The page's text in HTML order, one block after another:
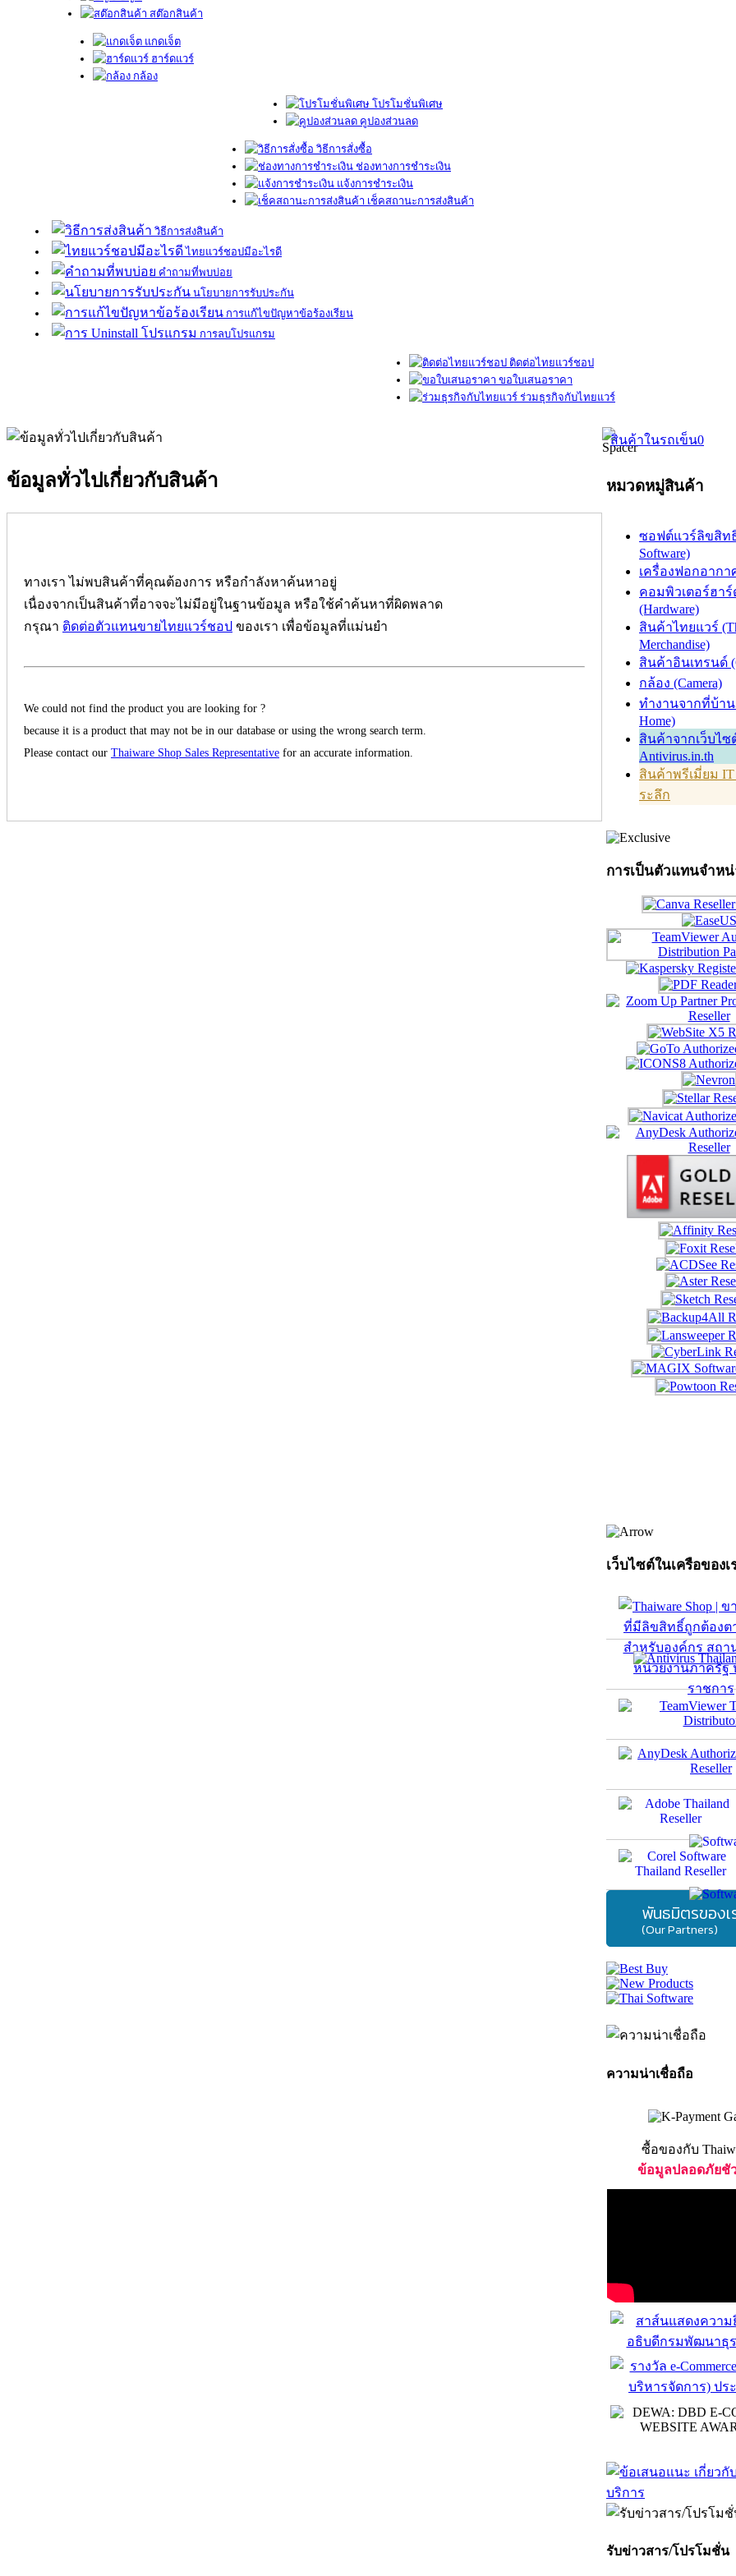
สต๊อกสินค้า
แกดเจ็ต
ฮาร์ดแวร์
กล้อง
โปรโมชั่นพิเศษ
คูปองส่วนลด
วิธีการสั่งซื้อ
ช่องทางการชำระเงิน
แจ้งการชำระเงิน
เช็คสถานะการส่งสินค้า
วิธีการส่งสินค้า
ไทยแวร์ชอปมีอะไรดี
คำถามที่พบบ่อย
นโยบายการรับประกัน
การแก้ไขปัญหาข้อร้องเรียน
การลบโปรแกรม
ติดต่อไทยแวร์ชอป
ขอใบเสนอราคา
ร่วมธุรกิจกับไทยแวร์
ข้อมูลทั่วไปเกี่ยวกับสินค้า
ทางเรา ไม่พบสินค้าที่คุณต้องการ หรือกำลังหาค้นหาอยู่
เนื่องจากเป็นสินค้าที่อาจจะไม่มีอยู่ในฐานข้อมูล หรือใช้คำค้นหาที่ผิดพลาด
กรุณา ติดต่อตัวแทนขายไทยแวร์ชอป ของเรา เพื่อข้อมูลที่แม่นยำ
We could not find the product you are looking for ?
because it is a product that may not be in our database or using the wrong search term.
Please contact our Thaiware Shop Sales Representative for an accurate information.
สินค้าในรถเข็น0
หมวดหมู่สินค้า
ซอฟต์แวร์ลิขสิทธิ์
Software)
เครื่องฟอกอากา
คอมพิวเตอร์ฮาร์
(Hardware)
สินค้าไทยแวร์
Merchandise)
สินค้าอินเทรนด์
กล้อง (Camera)
ทำงานจากที่บ้าน
Home)
สินค้าจากเว็บไซ
Antivirus.in.th
สินค้าพรีเมี่ยม
ระลึก
การเป็นตัวแทนจำห
เว็บไซต์ในเครือของเ
พันธมิตรของเ
(Our Partners)
ความน่าเชื่อถือ
ซื้อของกับ
ข้อมูลปลอดภัยชัว
รับข่าวสาร/โปรโมชั่น